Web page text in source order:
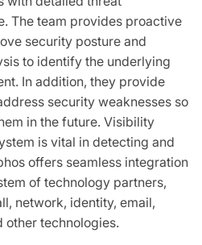
The team provides proactive
security posture and
to identify the underlying
In addition, they provide
security weaknesses so
in the future. Visibility
is vital in detecting and
offers seamless integration
of technology partners,
network, identity, email,
other technologies.